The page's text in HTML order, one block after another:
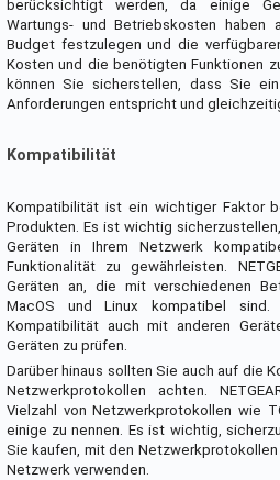
berücksichtigt werden, da einige
Wartungs- und Betriebskosten haben
Budget festzulegen und die
Kosten und die benötigten Funktionen
können Sie sicherstellen, dass Sie
Anforderungen entspricht und
Kompatibilität
Kompatibilität ist ein wichtiger Faktor
Produkten. Es ist wichtig
Geräten in Ihrem Netzwerk
Funktionalität zu gewährleisten.
Geräten an, die mit verschiedenen
MacOS und Linux kompatibel
Kompatibilität auch mit anderen
Geräten zu prüfen.
Darüber hinaus sollten Sie auch auf die
Netzwerkprotokollen achten.
Vielzahl von Netzwerkprotokollen wie
einige zu nennen. Es ist wichtig,
Sie kaufen, mit den
Netzwerk verwenden.